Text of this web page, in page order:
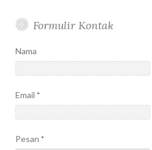
Formulir Kontak
Nama
Email *
Pesan *